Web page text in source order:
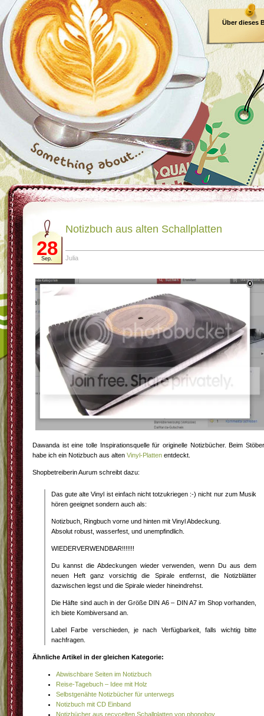
Über dieses
28
Sep.
Notizbuch aus alten Schallplatten
Julia
Dawanda ist eine tolle Inspirationsquelle für originelle Notizbücher. Beim
habe ich ein Notizbuch aus alten Vinyl-Platten entdeckt.
Shopbetreiberin Aurum schreibt dazu:
Das gute alte Vinyl ist einfach nicht totzukriegen :-) nicht nur zum Musik
hören geeignet sondern auch als:
Notizbuch, Ringbuch vorne und hinten mit Vinyl Abdeckung.
Absolut robust, wasserfest, und unempfindlich.
WIEDERVERWENDBAR!!!!!!!
Du kannst die Abdeckungen wieder verwenden, wenn Du aus dem
neuen Heft ganz vorsichtig die Spirale entfernst, die Notizblätter
dazwischen legst und die Spirale wieder hineindrehst.
Die Häfte sind auch in der Größe DIN A6 – DIN A7 im Shop vorhanden,
ich biete Kombiversand an.
Label Farbe verschieden, je nach Verfügbarkeit, falls wichtig bitte
nachfragen.
Ähnliche Artikel in der gleichen Kategorie:
Abwischbare Seiten im Notizbuch
Reise-Tagebuch – Idee mit Holz
Selbstgenähte Notizbücher für unterwegs
Notizbuch mit CD Einband
Notizbücher aus recycelten Schallplatten von phonoboy